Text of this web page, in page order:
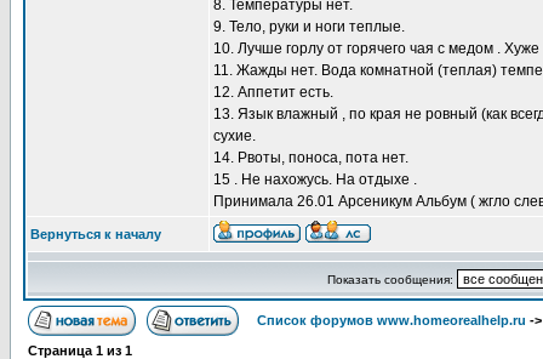
8. Температуры нет.
9.​ Тело, руки и ноги теплые.
10. Лучше горлу от горячего чая с медом .
11. Жажды нет. Вода комнатной (теплая)
12. Аппетит есть.
13. Язык влажный , по края не ровный (как
сухие.
14. Рвоты, поноса, пота нет.
15 . Не нахожусь. На отдыхе .
Принимала 26.01 Арсеникум Альбум ( жгло
Вернуться к началу
Показать сообщения:
Список форумов www.homeorealhelp.ru -
Страница 1 из 1